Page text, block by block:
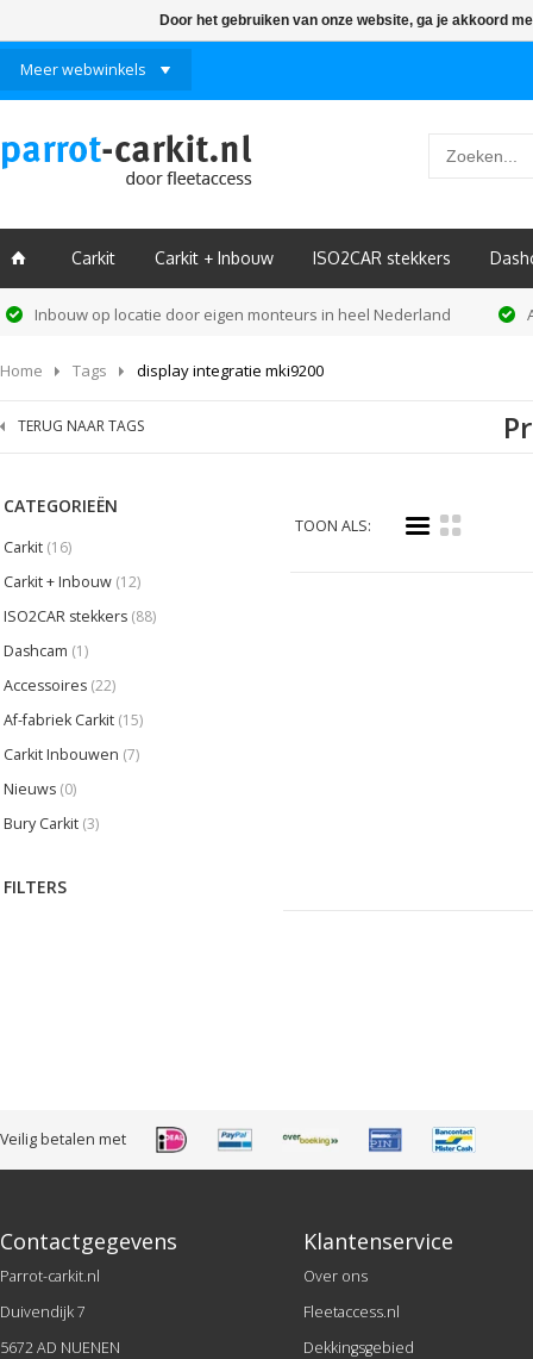
Meer webwinkels
ï Carkit Carkit + Inbouw ISO2CAR stekkers
Inbouw op locatie door eigen monteurs in heel Nederland
Home Tags display integratie mki9200
TERUG NAAR TAGS
CATEGORIEËN
Carkit (16)
Carkit + Inbouw (12)
ISO2CAR stekkers (88)
Dashcam (1)
Accessoires (22)
Af-fabriek Carkit (15)
Carkit Inbouwen (7)
Nieuws (0)
Bury Carkit (3)
FILTERS
TOON ALS: i k
Veilig betalen met
Contactgegevens
Parrot-carkit.nl
Duivendijk 7
5672 AD NUENEN
Klantenservice
Over ons
Fleetaccess.nl
Dekkingsgebied
Door het gebruiken van onze website, ga je akkoord